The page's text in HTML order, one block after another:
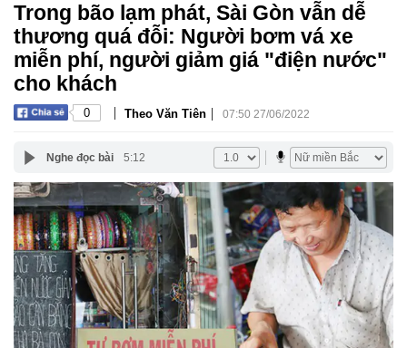
Trong bão lạm phát, Sài Gòn vẫn dễ
thương quá đỗi: Người bơm vá xe
miễn phí, người giảm giá "điện nước"
cho khách
0 | Theo Văn Tiên | 07:50 27/06/2022
Nghe đọc bài 5:12